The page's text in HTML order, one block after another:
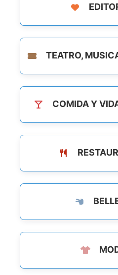
TEATRO,
COMIDA Y